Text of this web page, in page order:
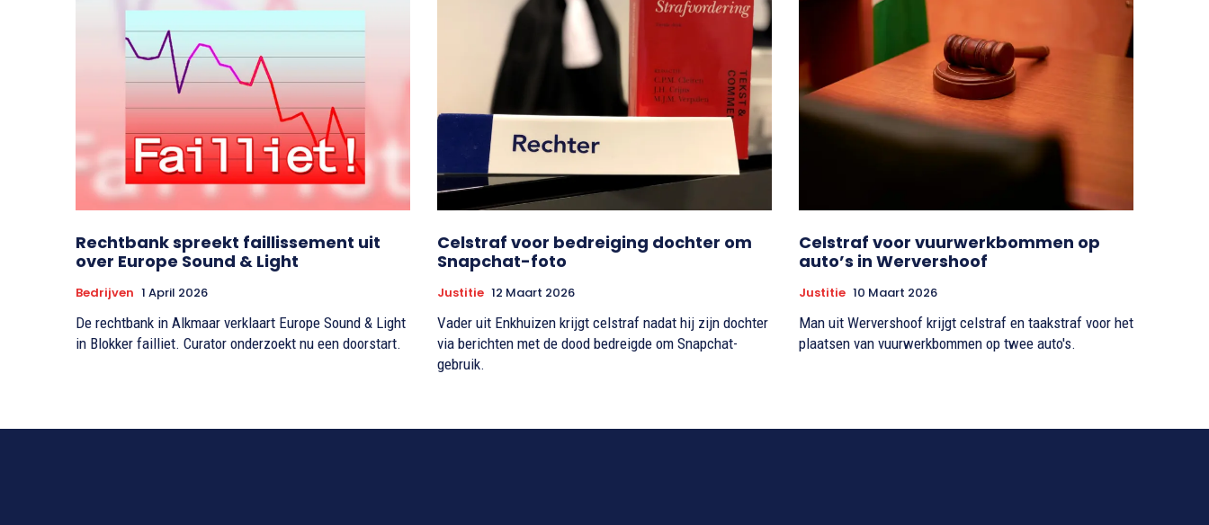
Rechtbank spreekt faillissement uit
over Europe Sound & Light
Bedrijven 1 April 2026
De rechtbank in Alkmaar verklaart Europe Sound & Light
in Blokker failliet. Curator onderzoekt nu een doorstart.
Celstraf voor bedreiging dochter om
Snapchat-foto
Justitie 12 Maart 2026
Vader uit Enkhuizen krijgt celstraf nadat hij zijn dochter
via berichten met de dood bedreigde om Snapchat-
gebruik.
Celstraf voor vuurwerkbommen op
auto’s in Wervershoof
Justitie 10 Maart 2026
Man uit Wervershoof krijgt celstraf en taakstraf voor het
plaatsen van vuurwerkbommen op twee auto's.